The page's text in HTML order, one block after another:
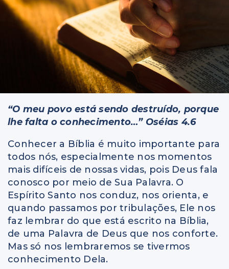
“O meu povo está sendo destruído, porque
lhe falta o conhecimento…” Oséias 4.6
Conhecer a Bíblia é muito importante para
todos nós, especialmente nos momentos
mais difíceis de nossas vidas, pois Deus fala
conosco por meio de Sua Palavra. O
Espírito Santo nos conduz, nos orienta, e
quando passamos por tribulações, Ele nos
faz lembrar do que está escrito na Bíblia,
de uma Palavra de Deus que nos conforte.
Mas só nos lembraremos se tivermos
conhecimento Dela.